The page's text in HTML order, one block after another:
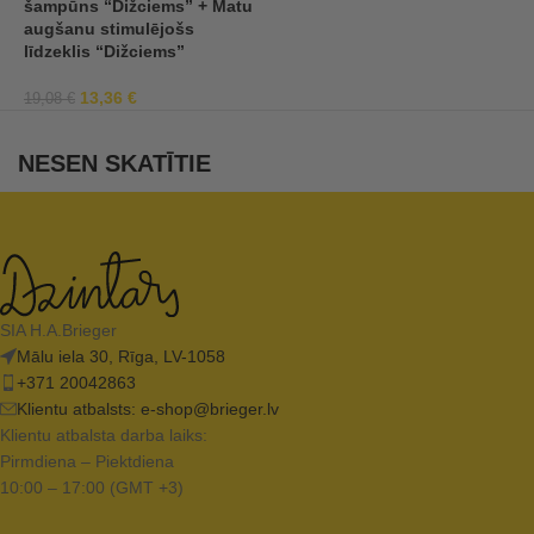
šampūns “Dižciems” + Matu
augšanu stimulējošs
līdzeklis “Dižciems”
19,08€ 13,36 €
NESEN SKATĪTIE
SIA H.A.Brieger
Mālu iela 30, Rīga, LV-1058
+371 20042863
Klientu atbalsts: e-shop@brieger.lv
Klientu atbalsta darba laiks:
Pirmdiena – Piektdiena
10:00 – 17:00 (GMT +3)